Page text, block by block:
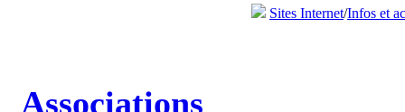
Associations
Sites Internet/Infos et